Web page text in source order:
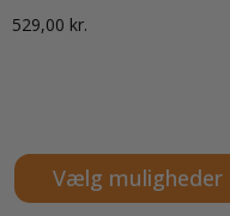
529,00 kr.
Vælg muligheder